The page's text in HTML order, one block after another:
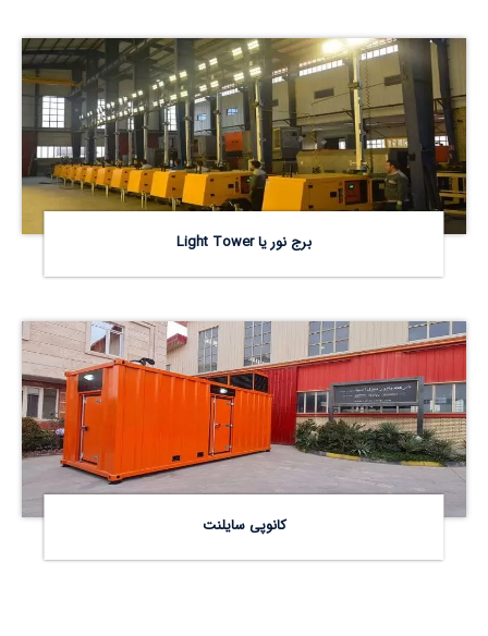
برج نور یا Light Tower
کانوپی سایلنت